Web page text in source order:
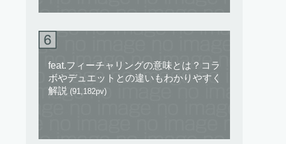
feat.フィーチャリングの意味とは？コラ
ボやデュエットとの違いもわかりやすく
解説 (91,182pv)